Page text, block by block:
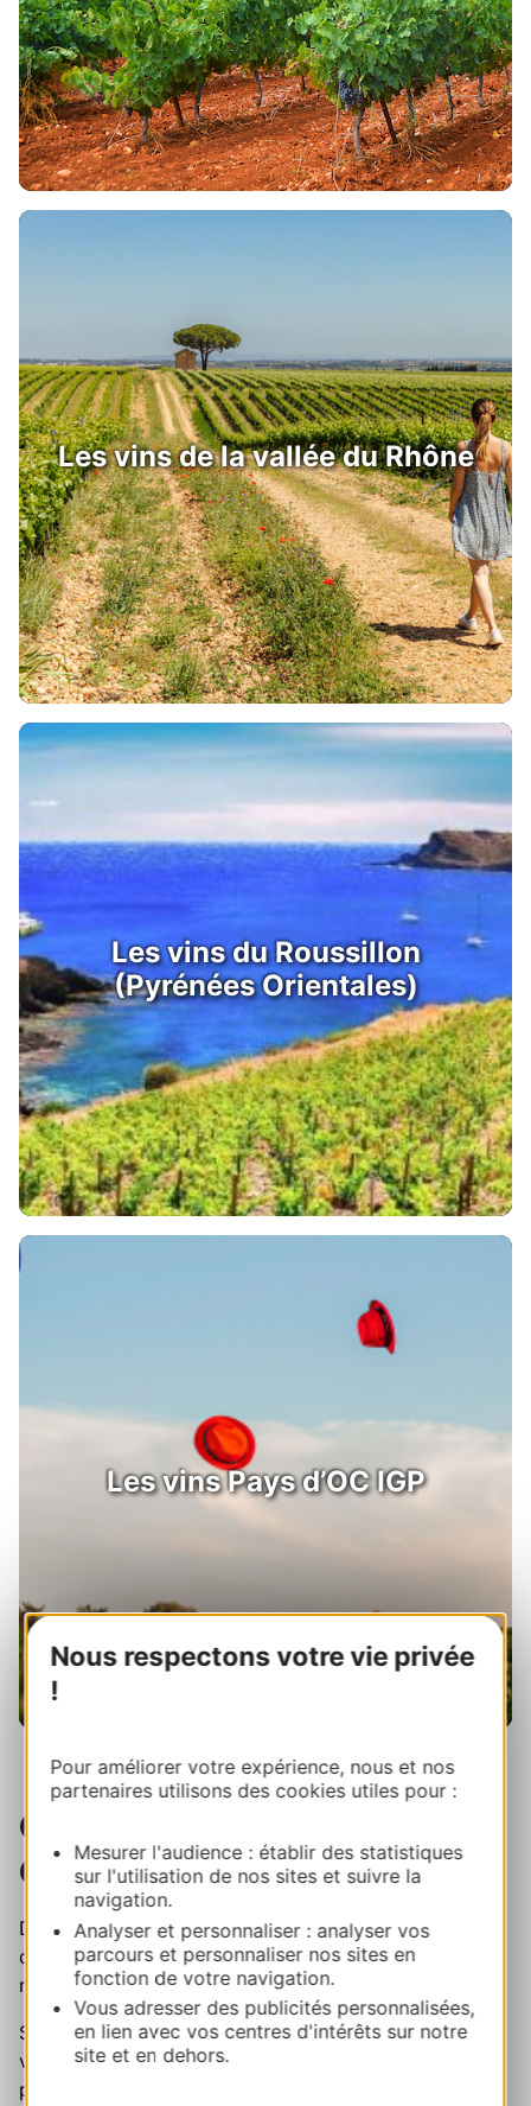
Nous respectons votre vie privée
!
Pour améliorer votre expérience, nous et nos
partenaires utilisons des cookies utiles pour :
Mesurer l'audience : établir des statistiques
sur l'utilisation de nos sites et suivre la
navigation.
Analyser et personnaliser : analyser vos
parcours et personnaliser nos sites en
fonction de votre navigation.
Vous adresser des publicités personnalisées,
en lien avec vos centres d'intérêts sur notre
site et en dehors.
Les vins de la vallée du Rhône
Les vins du Roussillon
(Pyrénées Orientales)
Les vins Pays d’OC IGP
On passe en MOOD
Occitanie ?
Découvrez sur Instagram l’Occitanie des rencontres,
des saveurs et des savoir-faire qui font l’identité de
notre région.
Sur Mood Occitanie, partez à la rencontre des
vignerons, producteurs, artisans, restaurateurs et
passionnés qui font vivre un art de vivre unique, au fil